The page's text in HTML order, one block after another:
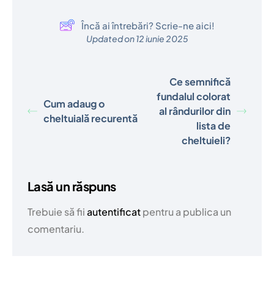
Încă ai întrebări? Scrie-ne aici!
Updated on 12 iunie 2025
Cum adaug o
cheltuială recurentă
Ce semnifică
fundalul colorat
al rândurilor din
lista de
cheltuieli?
Lasă un răspuns
Trebuie să fiiautentificatpentru a publica un
comentariu.